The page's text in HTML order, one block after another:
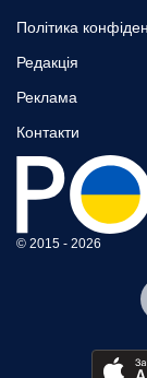
Політика
Редакція
Реклама
Контакти
© 2015 - 2026